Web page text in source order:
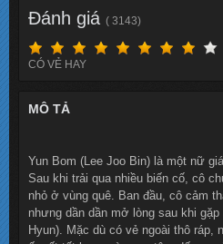
Đánh giá ( 3143)
CÓ VẺ HAY
MÔ TẢ
Yun Bom (Lee Joo Bin) là một nữ
Sau khi trải qua nhiều biến cố, cô
nhỏ ở vùng quê. Ban đầu, cô cảm
nhưng dần dần mở lòng sau khi
Hyun). Mặc dù có vẻ ngoài thô ráp,